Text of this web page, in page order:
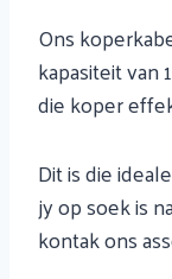
Ons
kapasiteit van
die koper
Dit is die
jy op soek is
kontak ons